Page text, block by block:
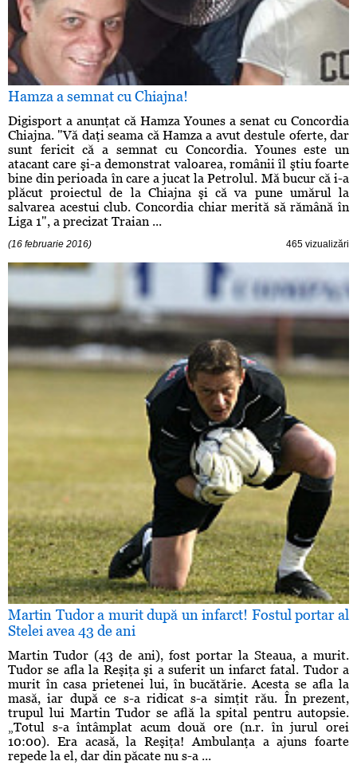
Hamza a semnat cu Chiajna!
Digisport a anunţat că Hamza Younes a senat cu Concordia
Chiajna. "Vă daţi seama că Hamza a avut destule oferte, dar
sunt fericit că a semnat cu Concordia. Younes este un
atacant care şi-a demonstrat valoarea, românii îl ştiu foarte
bine din perioada în care a jucat la Petrolul. Mă bucur că i-a
plăcut proiectul de la Chiajna şi că va pune umărul la
salvarea acestui club. Concordia chiar merită să rămână în
Liga 1", a precizat Traian ...
(16 februarie 2016) 465 vizualizări
Martin Tudor a murit după un infarct! Fostul portar al
Stelei avea 43 de ani
Martin Tudor (43 de ani), fost portar la Steaua, a murit.
Tudor se afla la Reşiţa şi a suferit un infarct fatal. Tudor a
murit în casa prietenei lui, în bucătărie. Acesta se afla la
masă, iar după ce s-a ridicat s-a simţit rău. În prezent,
trupul lui Martin Tudor se află la spital pentru autopsie.
„Totul s-a întâmplat acum două ore (n.r. în jurul orei
10:00). Era acasă, la Reşiţa! Ambulanţa a ajuns foarte
repede la el, dar din păcate nu s-a ...